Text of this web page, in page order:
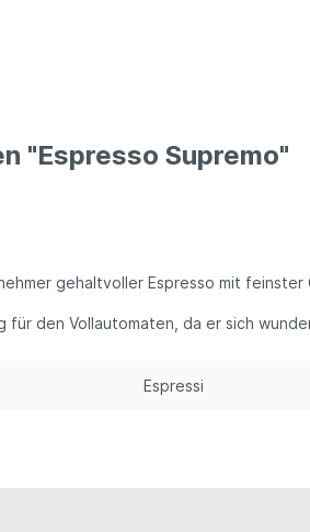
"Espresso Supremo"
gehaltvoller Espresso mit feinster
für den Vollautomaten, da er sich
Espressi